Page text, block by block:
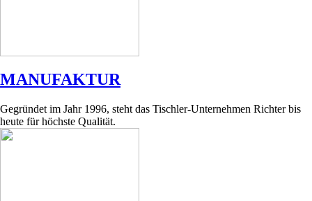
MANUFAKTUR
Gegründet im Jahr 1996, steht das Tischler-Unternehmen Richter bis
heute für höchste Qualität.